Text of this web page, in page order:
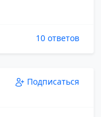
10 ответов
Подписаться